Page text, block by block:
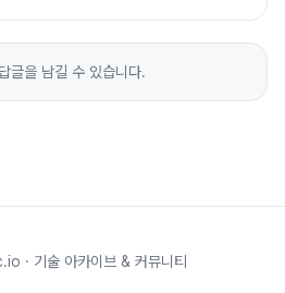
글을 남길 수 있습니다.
· 기술 아카이브 & 커뮤니티